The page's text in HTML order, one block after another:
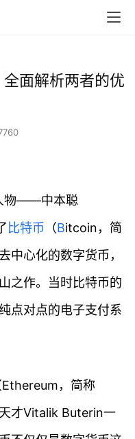
面解析两者的优
物——中本聪
比特币 （Bitcoin，简
中心化的数字货币，
之作。当时比特币的
点对点的电子支付系
，简称
才Vitalik Buterin一